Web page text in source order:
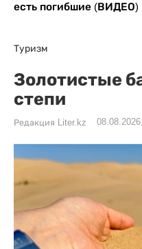
есть погибшие (ВИДЕО)
Туризм
Золотистые
степи
Редакция Liter.kz